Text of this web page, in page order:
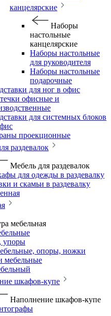
канцелярские
Наборы
настольные
канцелярские
Наборы настольные
для руководителя
Наборы настольные
подарочные
для ног в офис
офисные и
для системных блоков
проекционные
раздевалок
Мебель для раздевалок
для одежды в раздевалку
и скамьи в раздевалку
мебельная
упоры
опоры, ножки
мебельные
шкафов-купе
Наполнение шкафов-купе